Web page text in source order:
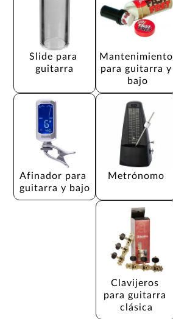
Slide para
guitarra
Mantenimiento
para guitarra y
bajo
Afinador para
guitarra y bajo
Metrónomo
Clavijeros
para guitarra
clásica